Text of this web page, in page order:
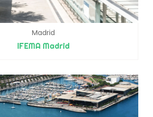
Madrid
IFEMA Madrid